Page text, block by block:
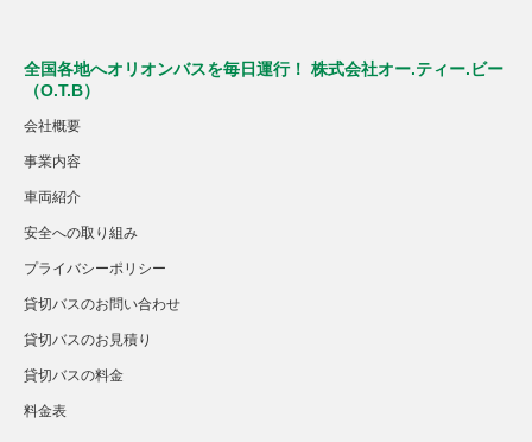
全国各地へオリオンバスを毎日運行！ 株式会社オー.ティー.ビー
（O.T.B）
会社概要
事業内容
車両紹介
安全への取り組み
プライバシーポリシー
貸切バスのお問い合わせ
貸切バスのお見積り
貸切バスの料金
料金表